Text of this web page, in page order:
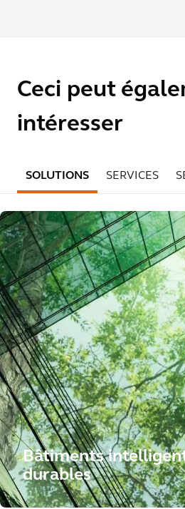
Ceci peut
intéresser
SOLUTIONS SERVICES
Bâtiments
durables